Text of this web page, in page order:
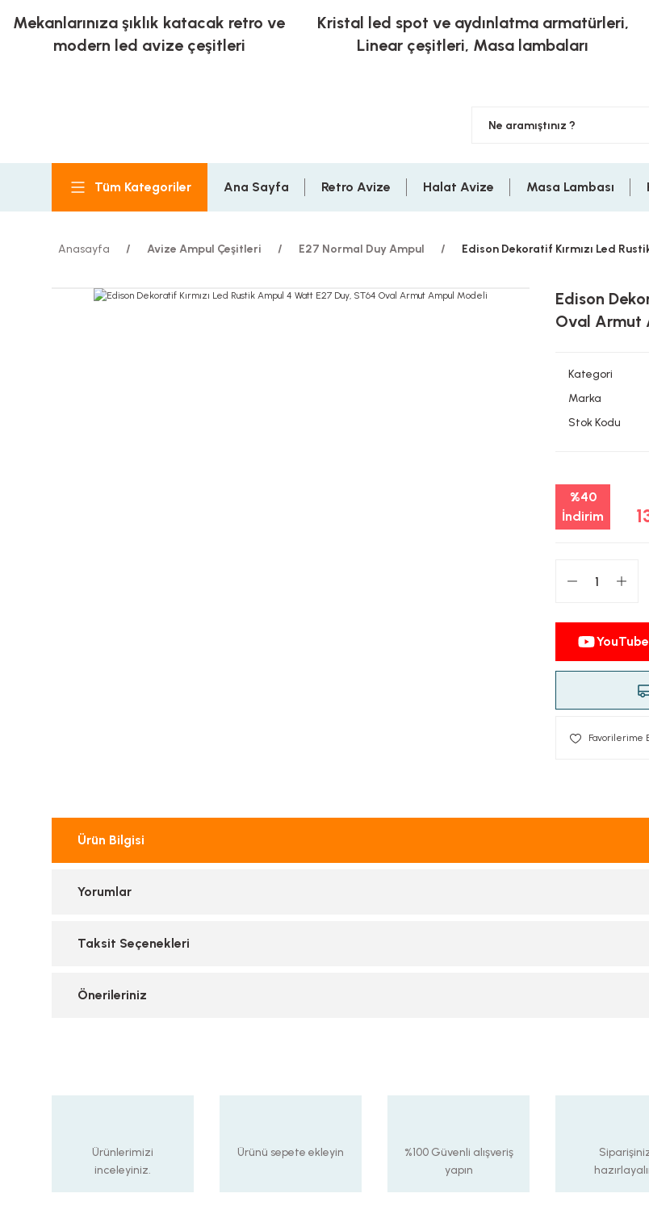
Mekanlarınıza şıklık katacak retro ve
modern led avize çeşitleri
Kristal led spot ve aydınlatma armatürleri,
Linear çeşitleri, Masa lambaları
Tüm Kategoriler Ana Sayfa Retro Avize Halat Avize Masa Lambası
Anasayfa Avize Ampul Çeşitleri E27 Normal Duy Ampul Edison Dekoratif Kırmızı Led
Edison
Oval Armut
Kategori
Marka
Stok Kodu
%40
İndirim
Ürün Bilgisi
Yorumlar
Taksit Seçenekleri
Önerileriniz
Ürünlerimizi
inceleyiniz.
Ürünü sepete ekleyin
%100 Güvenli alışveriş
yapın